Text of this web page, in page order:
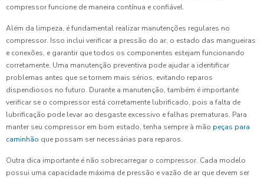
compressor funcione de maneira contínua e confiável.
Além da limpeza, é fundamental realizar manutenções regulares no
compressor. Isso inclui verificar a pressão do ar, o estado das mangueiras
e conexões, e garantir que todos os componentes estejam funcionando
corretamente. Uma manutenção preventiva pode ajudar a identificar
problemas antes que se tornem mais sérios, evitando reparos
dispendiosos no futuro. Durante a manutenção, também é importante
verificar se o compressor está corretamente lubrificado, pois a falta de
lubrificação pode levar ao desgaste excessivo e falhas prematuras. Para
manter seu compressor em bom estado, tenha sempre à mão peças para
caminhão que possam ser necessárias para reparos.
Outra dica importante é não sobrecarregar o compressor. Cada modelo
possui uma capacidade máxima de pressão e vazão de ar que devem ser